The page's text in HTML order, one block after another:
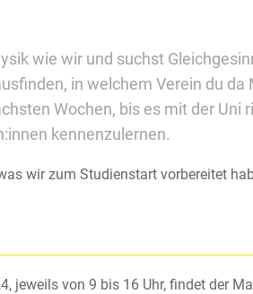
wie wir und suchst
in welchem Verein du
Wochen, bis es mit der Uni
kennenzulernen.
wir zum Studienstart vorbereitet
jeweils von 9 bis 16 Uhr, findet der